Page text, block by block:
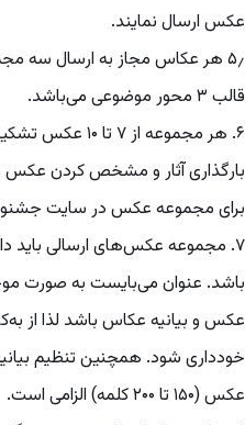
عکس ارسال نمایند.
۵٫ هر عکاس مجاز به ارسال
قالب ۳ محور موضوعی می‌باشد.
۶. هر مجموعه از
بارگذاری آثار و مشخص کردن
برای مجموعه عکس در سایت
۷. مجموعه عکس‌های ارسالی
باشد. عنوان می‌بایست به صورت
عکس و بیانیه عکاس باشد لذا از
خودداری شود. همچنین تنظیم
عکس (۱۵۰ تا ۲۰۰ کلمه) الزامی است‌.